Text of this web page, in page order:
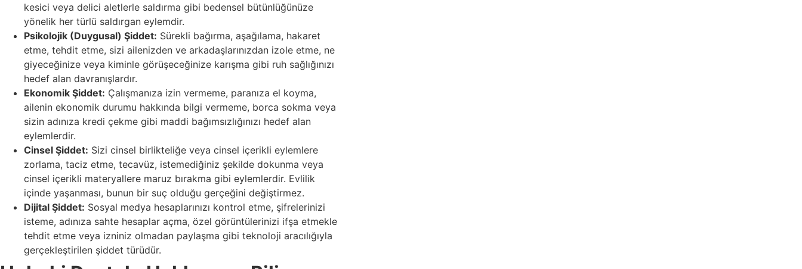
kesici veya delici aletlerle saldırma gibi bedensel bütünlüğünüze
yönelik her türlü saldırgan eylemdir.
Psikolojik (Duygusal) Şiddet: Sürekli bağırma, aşağılama, hakaret
etme, tehdit etme, sizi ailenizden ve arkadaşlarınızdan izole etme, ne
giyeceğinize veya kiminle görüşeceğinize karışma gibi ruh sağlığınızı
hedef alan davranışlardır.
Ekonomik Şiddet: Çalışmanıza izin vermeme, paranıza el koyma,
ailenin ekonomik durumu hakkında bilgi vermeme, borca sokma veya
sizin adınıza kredi çekme gibi maddi bağımsızlığınızı hedef alan
eylemlerdir.
Cinsel Şiddet: Sizi cinsel birlikteliğe veya cinsel içerikli eylemlere
zorlama, taciz etme, tecavüz, istemediğiniz şekilde dokunma veya
cinsel içerikli materyallere maruz bırakma gibi eylemlerdir. Evlilik
içinde yaşanması, bunun bir suç olduğu gerçeğini değiştirmez.
Dijital Şiddet: Sosyal medya hesaplarınızı kontrol etme, şifrelerinizi
isteme, adınıza sahte hesaplar açma, özel görüntülerinizi ifşa etmekle
tehdit etme veya izniniz olmadan paylaşma gibi teknoloji aracılığıyla
gerçekleştirilen şiddet türüdür.